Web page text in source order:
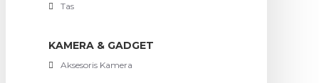
Tas
KAMERA & GADGET
Aksesoris Kamera